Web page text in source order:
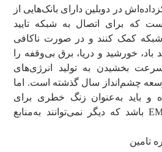
در دوبلین دارای بانک‌هایی از
که برای اتصال به شبکه تایید
شبکه کمک کنند و در صورت ناکافی
باد، خورشید و دریا، برق بی‌وقفه را
بخشیدن به تولید انرژی‌های
چشم‌انداز سال گذشته است. اما
و باید به‌عنوان زنگ خطری برای
دولت‌ها در سراسر EMEA باشد که دیگر نمی‌توانند به‌منابع
تامین